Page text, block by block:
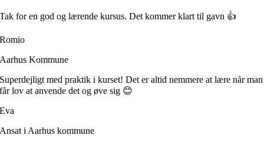
Tak for en god og lærende kursus. Det kommer klart til gavn 👍
Romio
Aarhus Kommune
Superdejligt med praktik i kurset! Det er altid nemmere at lære når man
får lov at anvende det og øve sig 😊
Eva
Ansat i Aarhus kommune